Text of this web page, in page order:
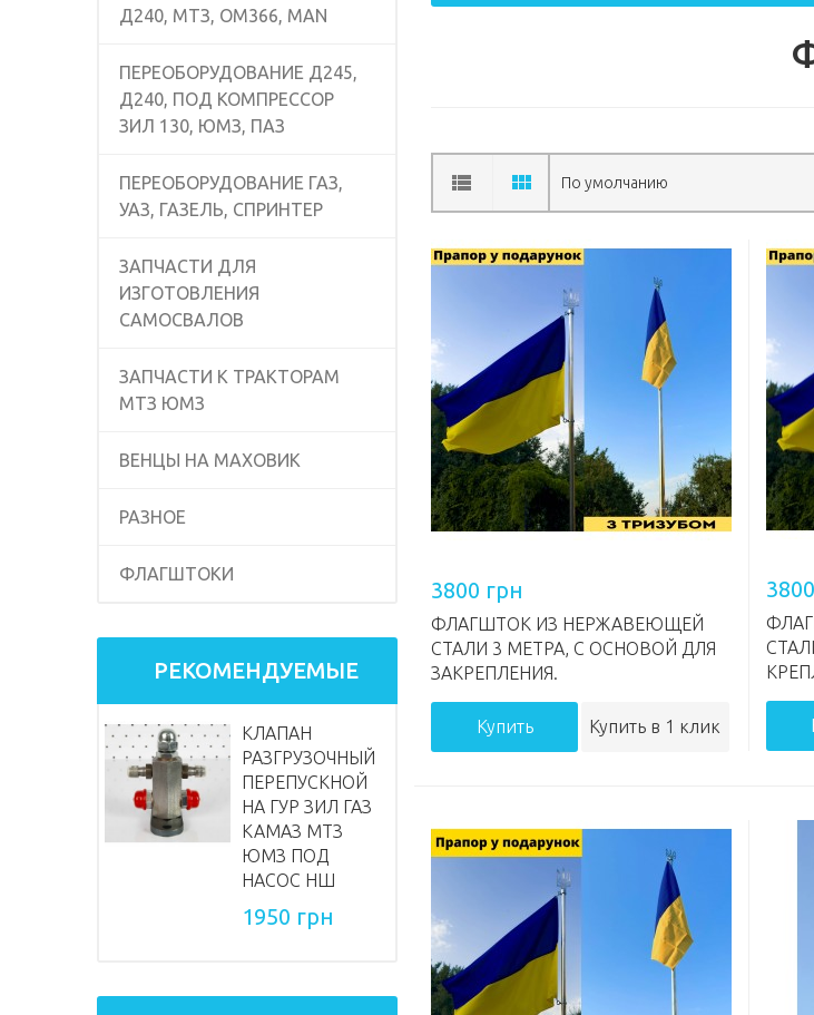
Д240, МТЗ, OM366, MAN
ПЕРЕОБОРУДОВАНИЕ Д245,
Д240, ПОД КОМПРЕССОР
ЗИЛ 130, ЮМЗ, ПАЗ
ПЕРЕОБОРУДОВАНИЕ ГАЗ,
УАЗ, ГАЗЕЛЬ, СПРИНТЕР
ЗАПЧАСТИ ДЛЯ
ИЗГОТОВЛЕНИЯ
САМОСВАЛОВ
ЗАПЧАСТИ К ТРАКТОРАМ
МТЗ ЮМЗ
ВЕНЦЫ НА МАХОВИК
РАЗНОЕ
ФЛАГШТОКИ
РЕКОМЕНДУЕМЫЕ
КЛАПАН
РАЗГРУЗОЧНЫЙ
ПЕРЕПУСКНОЙ
НА ГУР ЗИЛ ГАЗ
КАМАЗ МТЗ
ЮМЗ ПОД
НАСОС НШ
1950 грн
По умолчанию
3800 грн
ФЛАГШТОК ИЗ НЕРЖАВЕЮЩЕЙ
СТАЛИ 3 МЕТРА, С ОСНОВОЙ ДЛЯ
ЗАКРЕПЛЕНИЯ.
Купить Купить в 1 клик